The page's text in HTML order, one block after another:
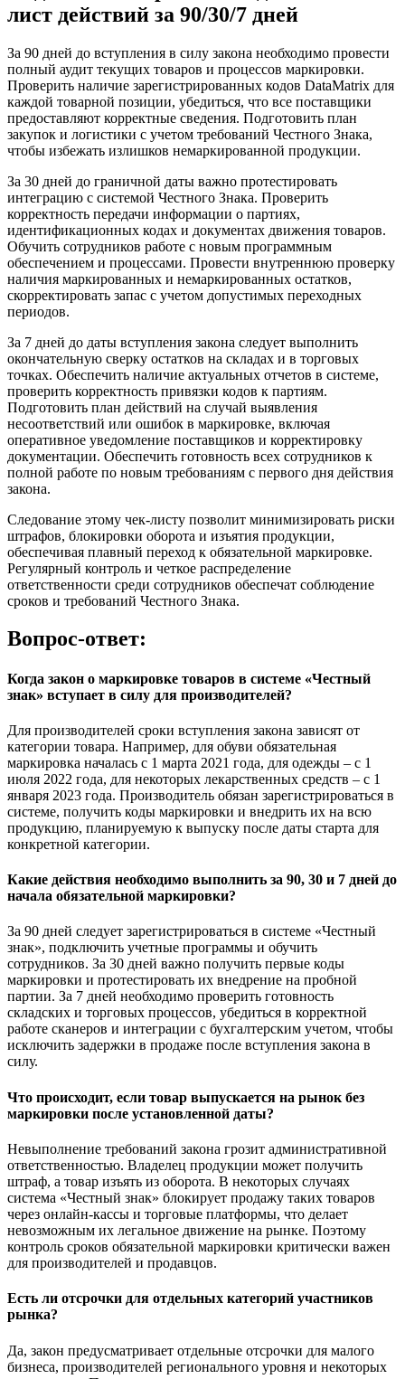
лист действий за 90/30/7 дней
За 90 дней до вступления в силу закона необходимо провести
полный аудит текущих товаров и процессов маркировки.
Проверить наличие зарегистрированных кодов DataMatrix для
каждой товарной позиции, убедиться, что все поставщики
предоставляют корректные сведения. Подготовить план
закупок и логистики с учетом требований Честного Знака,
чтобы избежать излишков немаркированной продукции.
За 30 дней до граничной даты важно протестировать
интеграцию с системой Честного Знака. Проверить
корректность передачи информации о партиях,
идентификационных кодах и документах движения товаров.
Обучить сотрудников работе с новым программным
обеспечением и процессами. Провести внутреннюю проверку
наличия маркированных и немаркированных остатков,
скорректировать запас с учетом допустимых переходных
периодов.
За 7 дней до даты вступления закона следует выполнить
окончательную сверку остатков на складах и в торговых
точках. Обеспечить наличие актуальных отчетов в системе,
проверить корректность привязки кодов к партиям.
Подготовить план действий на случай выявления
несоответствий или ошибок в маркировке, включая
оперативное уведомление поставщиков и корректировку
документации. Обеспечить готовность всех сотрудников к
полной работе по новым требованиям с первого дня действия
закона.
Следование этому чек-листу позволит минимизировать риски
штрафов, блокировки оборота и изъятия продукции,
обеспечивая плавный переход к обязательной маркировке.
Регулярный контроль и четкое распределение
ответственности среди сотрудников обеспечат соблюдение
сроков и требований Честного Знака.
Вопрос-ответ:
Когда закон о маркировке товаров в системе «Честный
знак» вступает в силу для производителей?
Для производителей сроки вступления закона зависят от
категории товара. Например, для обуви обязательная
маркировка началась с 1 марта 2021 года, для одежды – с 1
июля 2022 года, для некоторых лекарственных средств – с 1
января 2023 года. Производитель обязан зарегистрироваться в
системе, получить коды маркировки и внедрить их на всю
продукцию, планируемую к выпуску после даты старта для
конкретной категории.
Какие действия необходимо выполнить за 90, 30 и 7 дней до
начала обязательной маркировки?
За 90 дней следует зарегистрироваться в системе «Честный
знак», подключить учетные программы и обучить
сотрудников. За 30 дней важно получить первые коды
маркировки и протестировать их внедрение на пробной
партии. За 7 дней необходимо проверить готовность
складских и торговых процессов, убедиться в корректной
работе сканеров и интеграции с бухгалтерским учетом, чтобы
исключить задержки в продаже после вступления закона в
силу.
Что происходит, если товар выпускается на рынок без
маркировки после установленной даты?
Невыполнение требований закона грозит административной
ответственностью. Владелец продукции может получить
штраф, а товар изъять из оборота. В некоторых случаях
система «Честный знак» блокирует продажу таких товаров
через онлайн-кассы и торговые платформы, что делает
невозможным их легальное движение на рынке. Поэтому
контроль сроков обязательной маркировки критически важен
для производителей и продавцов.
Есть ли отсрочки для отдельных категорий участников
рынка?
Да, закон предусматривает отдельные отсрочки для малого
бизнеса, производителей регионального уровня и некоторых